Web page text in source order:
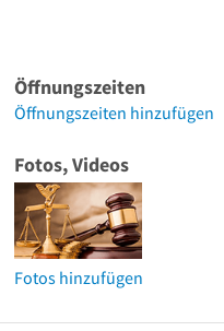
Öffnungszeiten
Öffnungszeiten hinzufügen
Fotos, Videos
Fotos hinzufügen